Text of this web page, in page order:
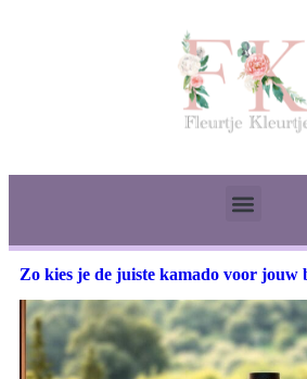
Zo kies je de juiste kamado voor jouw